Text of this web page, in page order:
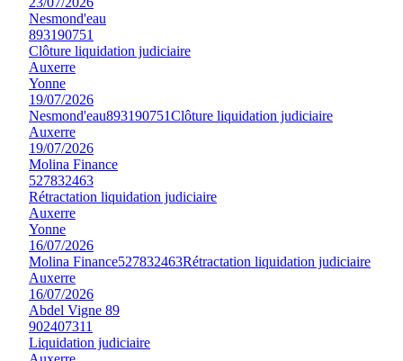
Nesmond'eau
893190751
Clôture liquidation judiciaire
Auxerre
Yonne
19/07/2026
Nesmond'eau893190751Clôture liquidation judiciaire
Auxerre
19/07/2026
Molina Finance
527832463
Rétractation liquidation judiciaire
Auxerre
Yonne
16/07/2026
Molina Finance527832463Rétractation liquidation judiciaire
Auxerre
16/07/2026
Abdel Vigne 89
902407311
Liquidation judiciaire